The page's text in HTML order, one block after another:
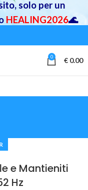
0 € 0.00
e Mantieniti
Hz
solo per un
HEALING2026🌊